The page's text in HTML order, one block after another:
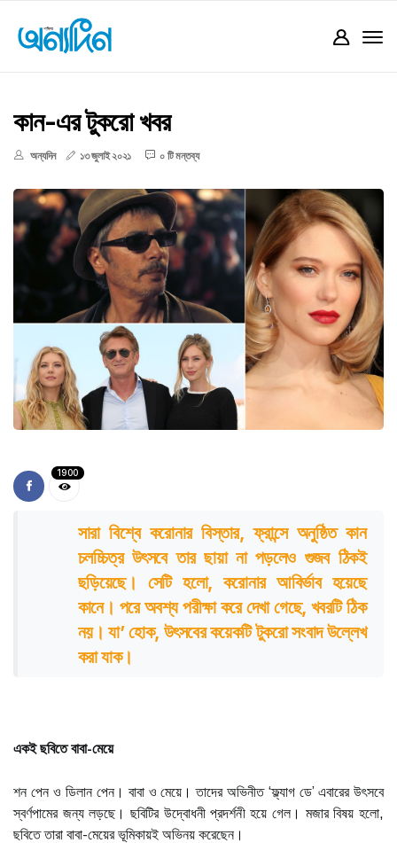
কান-এর টুকরো খবর
অন্যদিন ১৩ জুলাই ২০২১ ০ টি মন্তব্য
1900
সারা বিশ্বে করোনার বিস্তার, ফ্রান্সে অনুষ্ঠিত কান
চলচ্চিত্র উৎসবে তার ছায়া না পড়লেও গুজব ঠিকই
ছড়িয়েছে। সেটি হলো, করোনার আবির্ভাব হয়েছে
কানে। পরে অবশ্য পরীক্ষা করে দেখা গেছে, খবরটি ঠিক
নয়। যা’ হোক, উৎসবের কয়েকটি টুকরো সংবাদ উল্লেখ
করা যাক।
একই ছবিতে বাবা-মেয়ে
শন পেন ও ডিলান পেন। বাবা ও মেয়ে। তাদের অভিনীত ‘ফ্ল্যাগ ডে’ এবারের উৎসবে
স্বর্ণপামের জন্য লড়ছে। ছবিটির উদ্বোধনী প্রদর্শনী হয়ে গেল। মজার বিষয় হলো,
ছবিতে তারা বাবা-মেয়ের ভূমিকায়ই অভিনয় করেছেন।